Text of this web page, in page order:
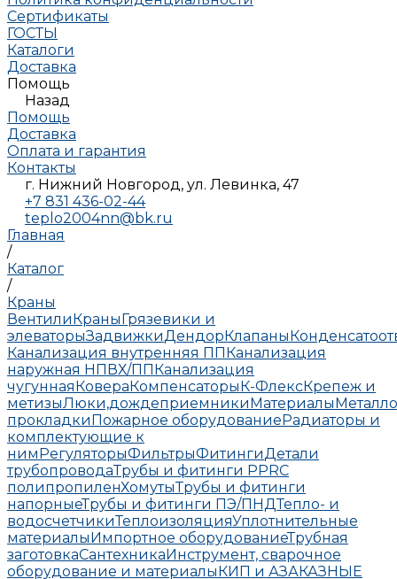
Сертификаты
ГОСТЫ
Каталоги
Доставка
Помощь
Назад
Помощь
Доставка
Оплата и гарантия
Контакты
г. Нижний Новгород, ул. Левинка, 47
+7 831 436-02-44
teplo2004nn@bk.ru
Главная
/
Каталог
/
Краны
ВентилиКраныГрязевики и
элеваторыЗадвижкиДендорКлапаны
Канализация внутренняя ППКанализация
наружная НПВХ/ППКанализация
чугуннаяКовераКомпенсаторыК-ФлексКрепеж и
метизыЛюки,дождеприемникиМатериалы
прокладкиПожарное оборудованиеРадиаторы и
комплектующие к
нимРегуляторыФильтрыФитингиДетали
трубопроводаТрубы и фитинги PPRC
полипропиленХомутыТрубы и фитинги
напорныеТрубы и фитинги ПЭ/ПНДТепло- и
водосчетчикиТеплоизоляцияУплотнительные
материалыИмпортное оборудованиеТрубная
заготовкаСантехникаИнструмент, сварочное
оборудование и материалыКИП и АЗАКАЗНЫЕ